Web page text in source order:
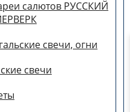
салютов РУССКИЙ
свечи, огни
свечи